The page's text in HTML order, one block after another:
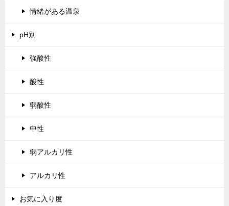
情緒がある温泉
pH別
強酸性
酸性
弱酸性
中性
弱アルカリ性
アルカリ性
お気に入り度